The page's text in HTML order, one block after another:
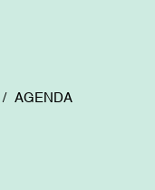
AGENDA